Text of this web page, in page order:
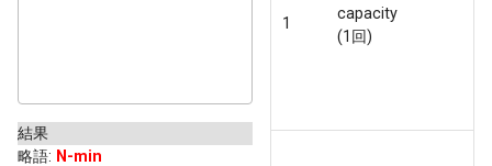
結果
略語: N-min
1
capacity
(1回)